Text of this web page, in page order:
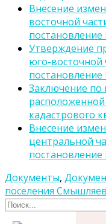
Внесение
восточной
Утверждение
юго-восточной
Заключение по
кадастрового
Внесение
центральной
Документы,
поселения
Поиск